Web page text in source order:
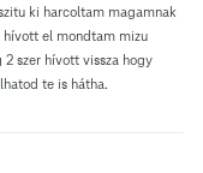
ki harcoltam magamnak
el mondtam mizu
szer hívott vissza hogy
te is hátha.